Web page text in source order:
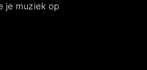
je muziek op